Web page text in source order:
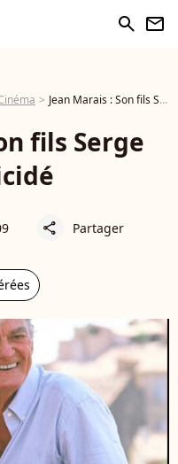
search newsletter
Jean Marais : Son fils Serge s'est suicidé
fils Serge
share Partager